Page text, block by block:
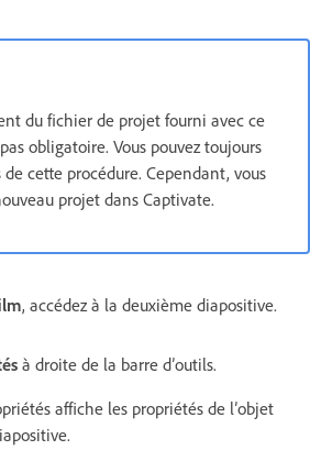
du fichier de projet fourni avec ce
obligatoire. Vous pouvez toujours
cette procédure. Cependant, vous
projet dans Captivate.
, accédez à la deuxième diapositive.
à droite de la barre d’outils.
affiche les propriétés de l’objet